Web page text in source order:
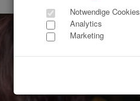
Notwendige Cookies
Analytics
Marketing